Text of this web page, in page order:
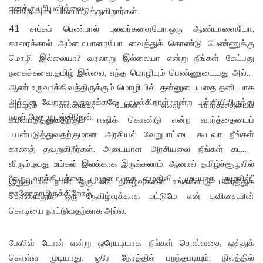
எனக்கு புரியவில்லை.
என்றே அடையாளப்படுத்துகிறார்கள்.
41 சங்கப் பெண்பால் புலவர்களையோ,ஒரு ஆண்டாளையோ,
காரைக்கால் அம்மையாரையோ வைத்துக் கொண்டு பெண்ணுக்கு
மொழி இல்லையா? வரலாறு இல்லையா என்று நீங்கள் கேட்பது
நகைச்சுவை.தமிழ் இல்லை, எந்த மொழியும் பெண்ணுடையது அல்ல,
ஆண் உருவாக்கிவத்திருக்கும் மொழியில், தன்னுடையதை தனி யாக
அல்லது வேறாக உருவாக்கவே முயல்கிறாள் என்ற புள்ளியிலிருந்து
நான் பேச முயல்கிறேன்.
அப்புறம் என்னங்க, யோனி என்ற வார்த்தையைப்
பயன்படுத்துவதற்கும், ஈஷிக் கொண்டு என்ற வார்த்தையைப்
பயன்படுத்துவதற்குமான அரசியல் வேறுபாட்டை கூடவா நீங்கள்
காணத் தவறுகிறீர்கள். அடையாள அரசியலை நீங்கள் கடக்க
விரும்புவது உங்கள் இலக்காக இருக்கலாம். ஆனால் தமிழ்ச்சூழலில்
“ஒரு வாக்கியத்தை முழுமையாக எழுதிவிட முடியாத சூழலில்”
தானே நாமிருக்கிறோம்.
இறுதியாக நான் ஒரு சில நிகழ்வுகளை உங்களோடு பகிர்ந்துக்
கொண்டதும், ஒரு நெகிழ்வுக்காக மட்டுமே. என் கவிதையின்
கொடியை நாட்டுவதற்காக அல்ல.
பேஸிவ் டோன் என்று ஒரேயடியாக நீங்கள் சொல்வதை ஒத்துக்
கொள்ள முடியாது. ஒரே நேரத்தில் பறந்தபடியும், நிலத்தில்